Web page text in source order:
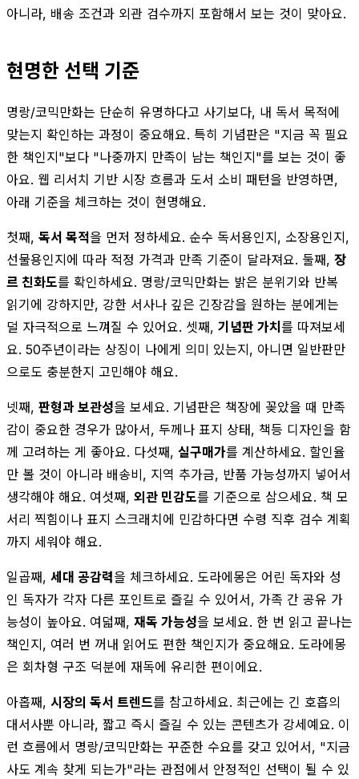
아니라, 배송 조건과 외관 검수까지 포함해서 보는 것이 맞아요.
현명한 선택 기준
명랑/코믹만화는 단순히 유명하다고 사기보다, 내 독서 목적에
맞는지 확인하는 과정이 중요해요. 특히 기념판은 "지금 꼭 필요
한 책인지"보다 "나중까지 만족이 남는 책인지"를 보는 것이 좋
아요. 웹 리서치 기반 시장 흐름과 도서 소비 패턴을 반영하면,
아래 기준을 체크하는 것이 현명해요.
첫째, 독서 목적을 먼저 정하세요. 순수 독서용인지, 소장용인지,
선물용인지에 따라 적정 가격과 만족 기준이 달라져요. 둘째, 장
르 친화도를 확인하세요. 명랑/코믹만화는 밝은 분위기와 반복
읽기에 강하지만, 강한 서사나 깊은 긴장감을 원하는 분에게는
덜 자극적으로 느껴질 수 있어요. 셋째, 기념판 가치를 따져보세
요. 50주년이라는 상징이 나에게 의미 있는지, 아니면 일반판만
으로도 충분한지 고민해야 해요.
넷째, 판형과 보관성을 보세요. 기념판은 책장에 꽂았을 때 만족
감이 중요한 경우가 많아서, 두께나 표지 상태, 책등 디자인을 함
께 고려하는 게 좋아요. 다섯째, 실구매가를 계산하세요. 할인율
만 볼 것이 아니라 배송비, 지역 추가금, 반품 가능성까지 넣어서
생각해야 해요. 여섯째, 외관 민감도를 기준으로 삼으세요. 책 모
서리 찍힘이나 표지 스크래치에 민감하다면 수령 직후 검수 계획
까지 세워야 해요.
일곱째, 세대 공감력을 체크하세요. 도라에몽은 어린 독자와 성
인 독자가 각자 다른 포인트로 즐길 수 있어서, 가족 간 공유 가
능성이 높아요. 여덟째, 재독 가능성을 보세요. 한 번 읽고 끝나는
책인지, 여러 번 꺼내 읽어도 편한 책인지가 중요해요. 도라에몽
은 회차형 구조 덕분에 재독에 유리한 편이에요.
아홉째, 시장의 독서 트렌드를 참고하세요. 최근에는 긴 호흡의
대서사뿐 아니라, 짧고 즉시 즐길 수 있는 콘텐츠가 강세예요. 이
런 흐름에서 명랑/코믹만화는 꾸준한 수요를 갖고 있어서, "지금
사도 계속 찾게 되는가"라는 관점에서 안정적인 선택이 될 수 있